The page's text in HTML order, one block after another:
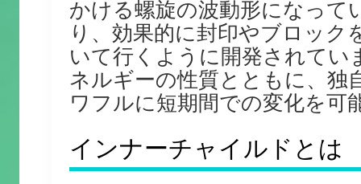
かける螺旋の波動形になって
り、効果的に封印やブロック
いて行くように開発されてい
ネルギーの性質とともに、独
ワフルに短期間での変化を可
インナーチャイルドとは